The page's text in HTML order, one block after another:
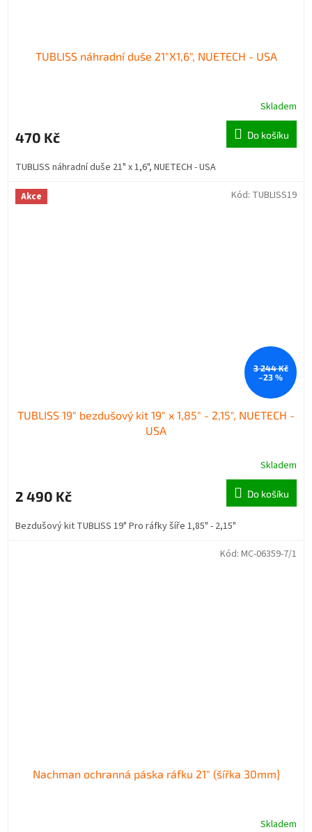
TUBLISS náhradní duše 21"X1,6", NUETECH - USA
Skladem
470 Kč Do košíku
TUBLISS náhradní duše 21" x 1,6", NUETECH - USA
Akce
3 244 Kč
–23 %
TUBLISS 19" bezdušový kit 19" x 1,85" - 2,15", NUETECH -
USA
Skladem
2 490 Kč Do košíku
Bezdušový kit TUBLISS 19" Pro ráfky šíře 1,85" - 2,15"
Kód: TUBLISS19
Nachman ochranná páska ráfku 21" (šířka 30mm}
Skladem
Kód: MC-06359-7/1